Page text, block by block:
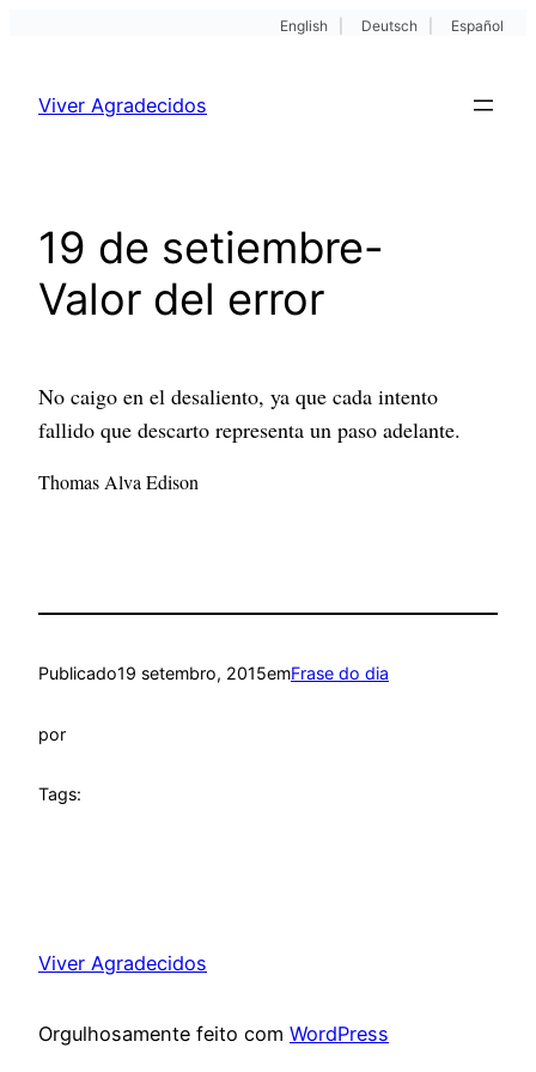
English Deutsch Español
Viver Agradecidos
19 de setiembre-
Valor del error
No caigo en el desaliento, ya que cada intento
fallido que descarto representa un paso adelante.
Thomas Alva Edison
Publicado19 setembro, 2015emFrase do dia
por
Tags:
Viver Agradecidos
Orgulhosamente feito com WordPress